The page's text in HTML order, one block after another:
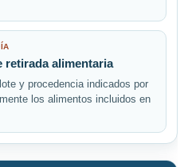
retirada alimentaria
y procedencia indicados por
los alimentos incluidos en